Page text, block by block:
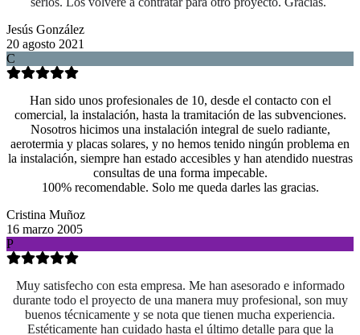
Jesús González
20 agosto 2021
C
Han sido unos profesionales de 10, desde el contacto con el
comercial, la instalación, hasta la tramitación de las subvenciones.
Nosotros hicimos una instalación integral de suelo radiante,
aerotermia y placas solares, y no hemos tenido ningún problema en
la instalación, siempre han estado accesibles y han atendido nuestras
consultas de una forma impecable.
100% recomendable. Solo me queda darles las gracias.
Cristina Muñoz
16 marzo 2005
P
Muy satisfecho con esta empresa. Me han asesorado e informado
durante todo el proyecto de una manera muy profesional, son muy
buenos técnicamente y se nota que tienen mucha experiencia.
Estéticamente han cuidado hasta el último detalle para que la